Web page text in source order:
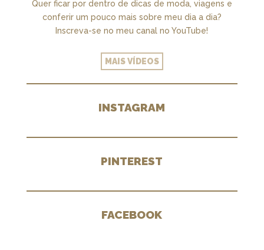
Quer ficar por dentro de dicas de moda, viagens e
conferir um pouco mais sobre meu dia a dia?
Inscreva-se no meu canal no YouTube!
MAIS VÍDEOS
INSTAGRAM
PINTEREST
FACEBOOK